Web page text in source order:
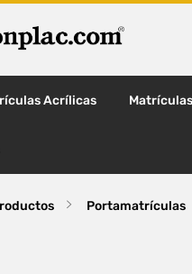
Acrílicas
Portamatrículas